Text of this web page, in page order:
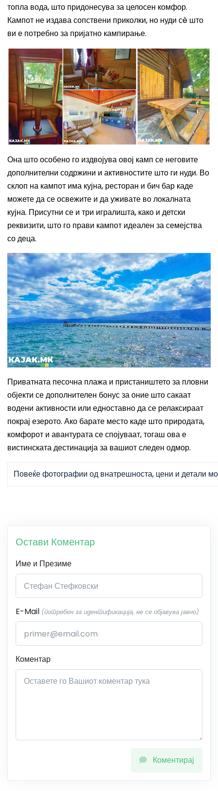
топла вода, што придонесува за целосен комфор.
Кампот не издава сопствени приколки, но нуди сè што
ви е потребно за пријатно кампирање.
Она што особено го издвојува овој камп се неговите
дополнителни содржини и активностите што ги нуди. Во
склоп на кампот има кујна, ресторан и бич бар каде
можете да се освежите и да уживате во локалната
кујна. Присутни се и три игралишта, како и детски
реквизити, што го прави кампот идеален за семејства
со деца.
Приватната песочна плажа и пристаништето за пловни
објекти се дополнителен бонус за оние што сакаат
водени активности или едноставно да се релаксираат
покрај езерото. Ако барате место каде што природата,
комфорот и авантурата се спојуваат, тогаш ова е
вистинската дестинација за вашиот следен одмор.
Повеќе фотографии од внатрешноста, цени и детали
Остави Коментар
Име и Презиме
E-Mail (потребен за идентификација, не се објавува јавно)
Коментар
Коментирај